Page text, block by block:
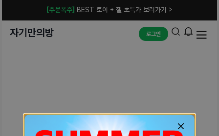
[주문폭주] BEST 토이 + 젤 초특가 보러가기 >
자기만의방 로그인